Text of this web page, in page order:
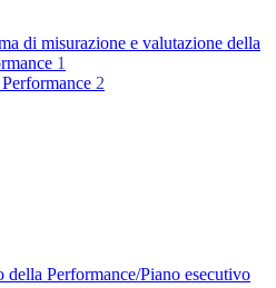
di misurazione e valutazione della
1
2
della Performance/Piano esecutivo